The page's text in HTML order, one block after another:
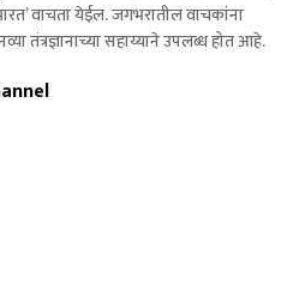
वाचता येईल. जगभरातील वाचकांना
तंत्रज्ञानाच्या सहाय्याने उपलब्ध होत आहे.